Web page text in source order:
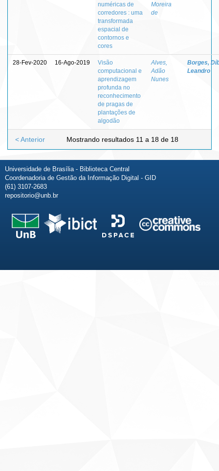
numéricas de
corredores : uma
transformada
espacial de
contornos e
cores
Moreira
de
28-Fev-2020 16-Ago-2019
Visão
computacional e
aprendizagem
profunda no
reconhecimento
de pragas de
plantações de
algodão
Alves,
Adão
Nunes
Borges,
Leandro
Mostrando resultados 11 a 18 de 18
< Anterior
Universidade de Brasília - Biblioteca Central
Coordenadoria de Gestão da Informação Digital - GID
(61) 3107-2683
repositorio@unb.br